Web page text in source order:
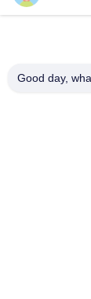
हमारा समाचार
Good day,